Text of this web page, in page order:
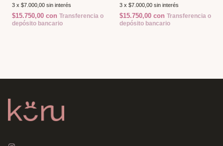
3 x $7.000,00 sin interés
$15.750,00 con Transferencia o
depósito bancario
3 x $7.000,00 sin interés
$15.750,00 con Transferencia o
depósito bancario